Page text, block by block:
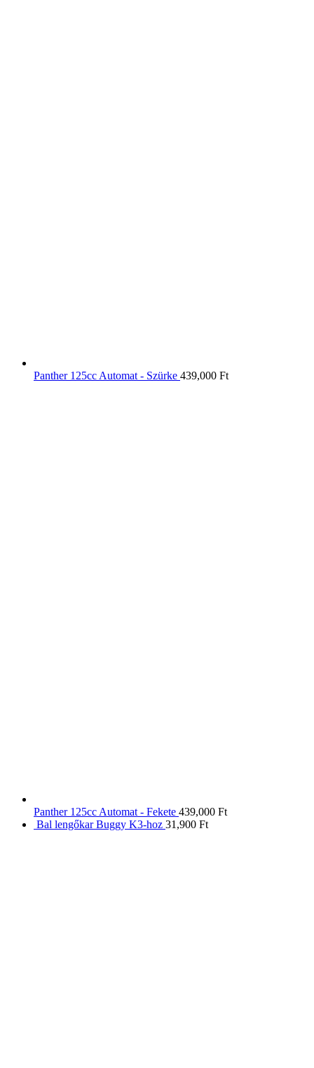
Panther 125cc Automat - Szürke 439,000 Ft
Panther 125cc Automat - Fekete 439,000 Ft
Bal lengőkar Buggy K3-hoz 31,900 Ft